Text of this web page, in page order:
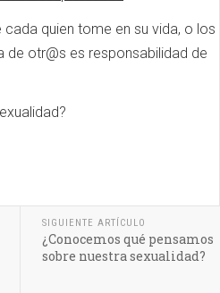
quien tome en su vida, o los
de otr@s es responsabilidad de
SIGUIENTE ARTÍCULO
¿Conocemos qué pensamos
sobre nuestra sexualidad?